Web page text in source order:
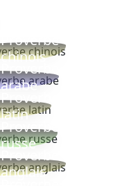
Proverbe
chinois
Proverbe
arabe
Proverbe
latin
Proverbe
russe
Proverbe
anglais